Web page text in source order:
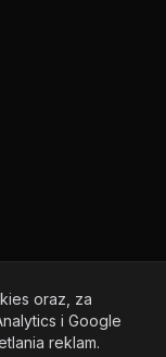
oraz, za
i Google
reklam.